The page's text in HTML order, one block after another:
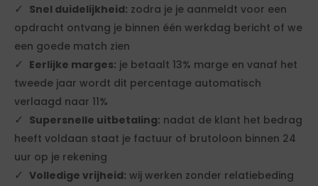
Snel duidelijkheid: zodra je je aanmeldt voor een
opdracht ontvang je binnen één werkdag bericht of we
een goede match zien
Eerlijke marges: je betaalt 13% marge en vanaf het
tweede jaar wordt dit percentage automatisch
verlaagd naar 11%
Supersnelle uitbetaling: nadat de klant het bedrag
heeft voldaan staat je factuur of brutoloon binnen 24
uur op je rekening
Volledige vrijheid: wij werken zonder relatiebeding